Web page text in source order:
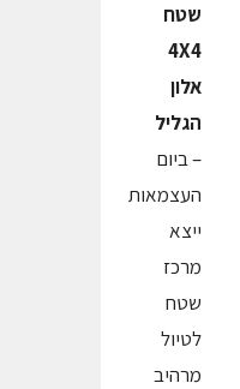
שטח
4X4
אלון
הגליל
– ביום
העצמאות
ייצא
מרכז
שטח
לטיול
מרהיב